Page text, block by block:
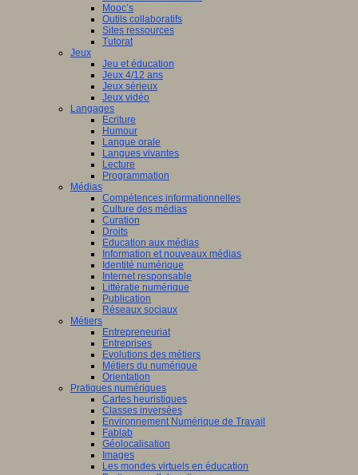
Mooc’s
Outils collaboratifs
Sites ressources
Tutorat
Jeux
Jeu et éducation
Jeux 4/12 ans
Jeux sérieux
Jeux vidéo
Langages
Ecriture
Humour
Langue orale
Langues vivantes
Lecture
Programmation
Médias
Compétences informationnelles
Culture des médias
Curation
Droits
Education aux médias
Information et nouveaux médias
Identité numérique
Internet responsable
Littératie numérique
Publication
Réseaux sociaux
Métiers
Entrepreneuriat
Entreprises
Evolutions des métiers
Métiers du numérique
Orientation
Pratiques numériques
Cartes heuristiques
Classes inversées
Environnement Numérique de Travail
Fablab
Géolocalisation
Images
Les mondes virtuels en éducation